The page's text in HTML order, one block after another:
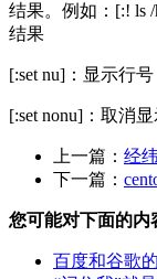
结果。例如：[:! ls
结果
[:set nu]：显示行号
[:set nonu]：取消
上一篇： 经
下一篇：
您可能对下面的内
百度和谷歌